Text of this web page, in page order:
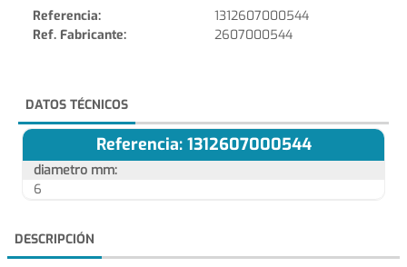
Referencia:
1312607000544
Ref. Fabricante:
2607000544
DATOS TÉCNICOS
Referencia: 1312607000544
diametro mm:
6
DESCRIPCIÓN